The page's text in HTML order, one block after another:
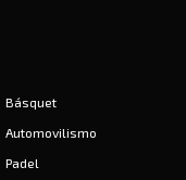
Básquet
Automovilismo
Padel